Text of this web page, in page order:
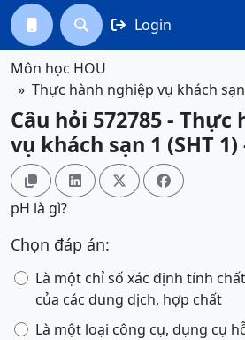
  Login
Môn học HOU
Thực hành nghiệp vụ khách sạn
Câu hỏi 572785 -
vụ khách sạn 1 (SHT 1)
   
pH là gì?
Chọn đáp án:
Là một chỉ số xác định tính
của các dung dịch, hợp chất
Là một loại công cụ, dụng cụ